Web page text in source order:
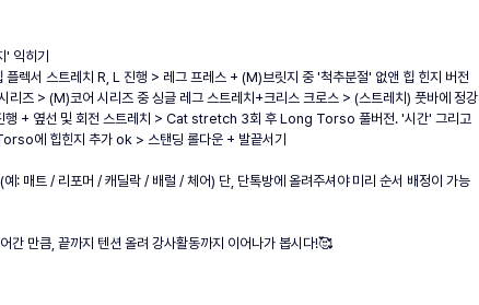
' 익히기
플렉서 스트레치 R, L 진행 > 레그 프레스 + (M)브릿지 중 '척추분절' 없앤 힙 힌지 버전
리즈 > (M)코어 시리즈 중 싱글 레그 스트레치+크리스 크로스 > (스트레치) 풋바에 정강
행 + 옆선 및 회전 스트레치 > Cat stretch 3회 후 Long Torso 풀버전. '시간' 그리고
에 힙힌지 추가 ok > 스탠딩 롤다운 + 발끝서기
: 매트 / 리포머 / 캐딜락 / 배럴 / 체어) 단, 단톡방에 올려주셔야 미리 순서 배정이 가능
간 만큼, 끝까지 텐션 올려 강사활동까지 이어나가 봅시다!🥰